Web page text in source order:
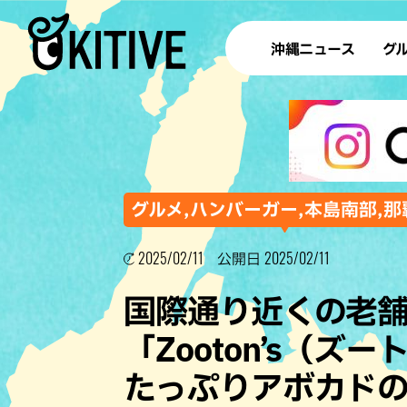
沖縄ニュース グ
ラ
テイ
すし
沖
ステー
その他
ブッフェ
グルメ,ハンバーガー,本島南部,那
2025/02/11 公開日 2025/02/11
国際通り近くの老
「Zooton’s（ズー
たっぷりアボカド